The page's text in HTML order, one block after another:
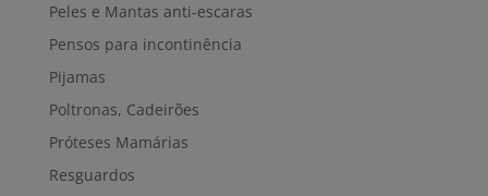
Peles e Mantas anti-escaras
Pensos para incontinência
Pijamas
Poltronas, Cadeirões
Próteses Mamárias
Resguardos